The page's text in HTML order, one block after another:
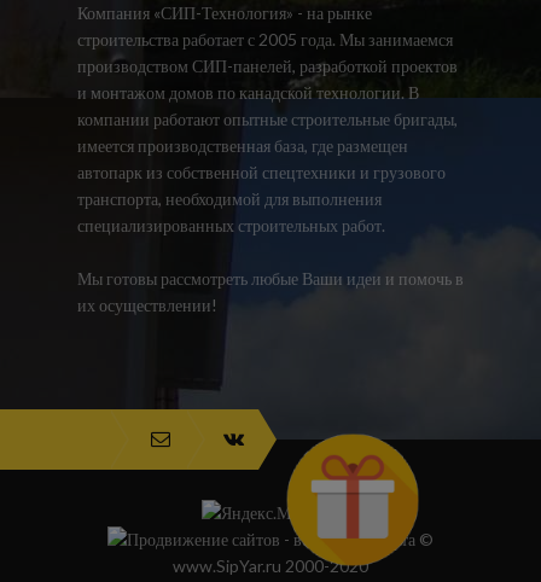
Компания «СИП-Технология» - на рынке
строительства работает с 2005 года. Мы занимаемся
производством СИП-панелей, разработкой проектов
и монтажом домов по канадской технологии. В
компании работают опытные строительные бригады,
имеется производственная база, где размещен
автопарк из собственной спецтехники и грузового
транспорта, необходимой для выполнения
специализированных строительных работ.
Мы готовы рассмотреть любые Ваши идеи и помочь в
их осуществлении!
©
www.SipYar.ru 2000-2020